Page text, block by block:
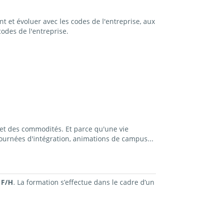
et évoluer avec les codes de l'entreprise, aux
de l'entreprise.
des commodités. Et parce qu'une vie
d'intégration, animations de campus...
H. La formation s’effectue dans le cadre d’un